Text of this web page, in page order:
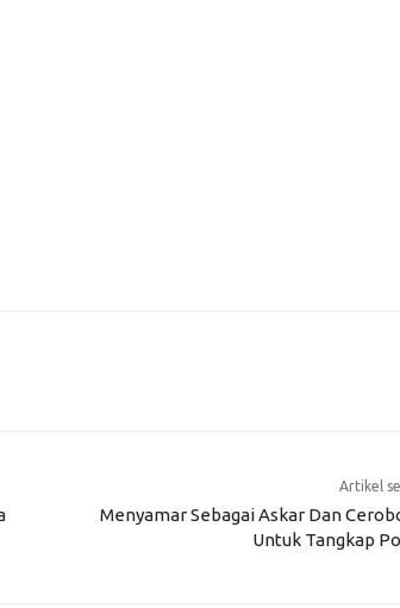
Artikel
Menyamar Sebagai Askar Dan
Untuk Tangkap